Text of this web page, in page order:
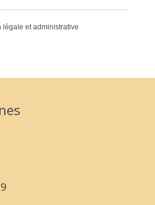
légale et administrative